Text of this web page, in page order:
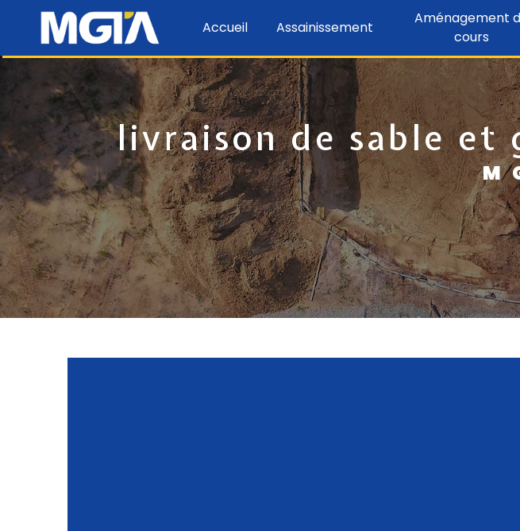
Accueil Assainissement
Aménagement
cours
livraison de sable et
Panneau de gestion des cookies